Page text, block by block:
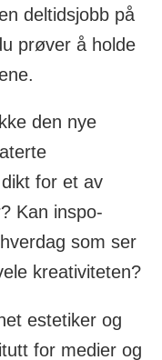
deltidsjobb på
prøver å holde
den nye
for et av
Kan inspo-
som ser
kreativiteten?
estetiker og
for medier og